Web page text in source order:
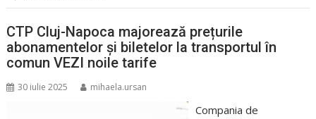
CTP Cluj-Napoca majorează prețurile
abonamentelor și biletelor la transportul în
comun VEZI noile tarife
30 iulie 2025 mihaela.ursan
Compania de